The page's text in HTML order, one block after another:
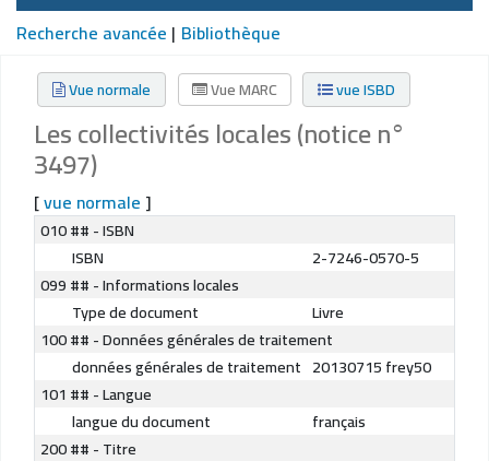
Recherche avancée Bibliothèque
Vue normale Vue MARC vue ISBD
Les collectivités locales (notice n°
3497)
[vue normale ]
010 ## - ISBN
ISBN
2-7246-0570-5
099 ## - Informations locales
Type de document
Livre
100 ## - Données générales de traitement
données générales de traitement 20130715 frey50
101 ## - Langue
langue du document
français
200 ## - Titre